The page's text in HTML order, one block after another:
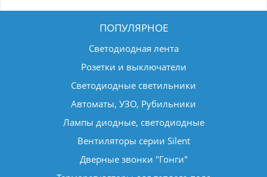
ПОПУЛЯРНОЕ
Светодиодная лента
Розетки и выключатели
Светодиодные светильники
Автоматы, УЗО, Рубильники
Лампы диодные, светодиодные
Вентиляторы серии Silent
Дверные звонки "Гонги"